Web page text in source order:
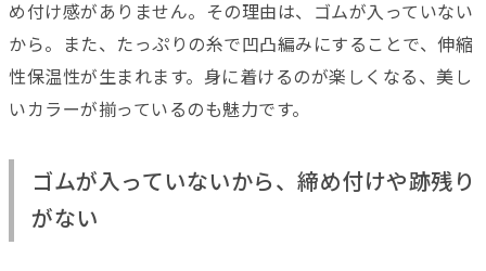
め付け感がありません。その理由は、ゴムが入っていない
から。また、たっぷりの糸で凹凸編みにすることで、伸縮
性保温性が生まれます。身に着けるのが楽しくなる、美し
いカラーが揃っているのも魅力です。
ゴムが入っていないから、締め付けや跡残り
がない